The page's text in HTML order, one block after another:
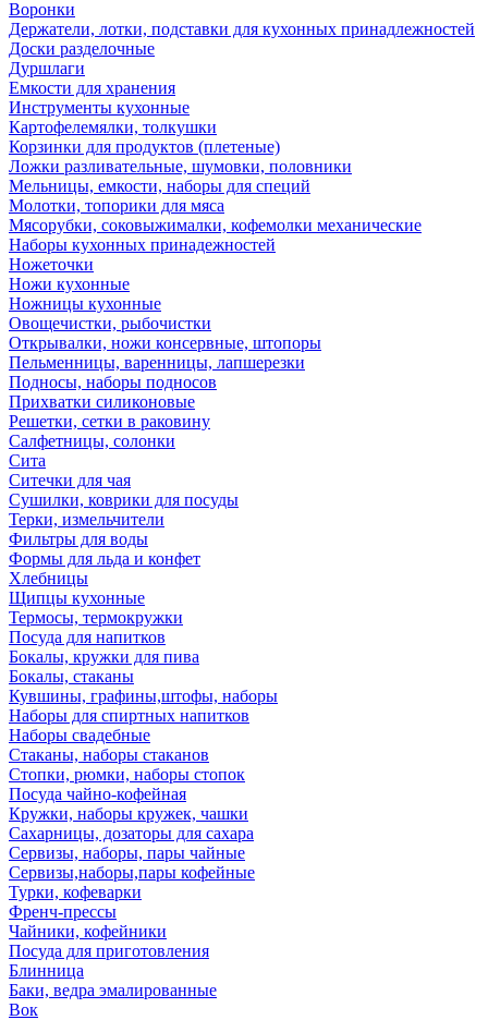
Воронки
Держатели, лотки, подставки для кухонных принадлежностей
Доски разделочные
Дуршлаги
Емкости для хранения
Инструменты кухонные
Картофелемялки, толкушки
Корзинки для продуктов (плетеные)
Ложки разливательные, шумовки, половники
Мельницы, емкости, наборы для специй
Молотки, топорики для мяса
Мясорубки, соковыжималки, кофемолки механические
Наборы кухонных принадежностей
Ножеточки
Ножи кухонные
Ножницы кухонные
Овощечистки, рыбочистки
Открывалки, ножи консервные, штопоры
Пельменницы, варенницы, лапшерезки
Подносы, наборы подносов
Прихватки силиконовые
Решетки, сетки в раковину
Салфетницы, солонки
Сита
Ситечки для чая
Сушилки, коврики для посуды
Терки, измельчители
Фильтры для воды
Формы для льда и конфет
Хлебницы
Щипцы кухонные
Термосы, термокружки
Посуда для напитков
Бокалы, кружки для пива
Бокалы, стаканы
Кувшины, графины,штофы, наборы
Наборы для спиртных напитков
Наборы свадебные
Стаканы, наборы стаканов
Стопки, рюмки, наборы стопок
Посуда чайно-кофейная
Кружки, наборы кружек, чашки
Сахарницы, дозаторы для сахара
Сервизы, наборы, пары чайные
Сервизы,наборы,пары кофейные
Турки, кофеварки
Френч-прессы
Чайники, кофейники
Посуда для приготовления
Блинница
Баки, ведра эмалированные
Вок